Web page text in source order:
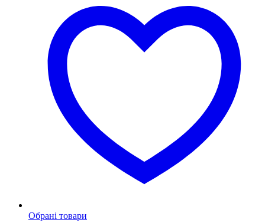
Обрані товари